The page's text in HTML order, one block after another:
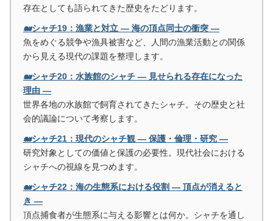
存在としても語られてきた歴史をたどります。
🐋シャチ19：漁業と対立 ― 海の頂点同士の衝突 ―
魚をめぐる競争や漁具被害など、人間の漁業活動との関係
から見える現代の課題を整理します。
🐋シャチ20：水族館のシャチ ― 見せられる存在になった
理由 ―
世界各地の水族館で飼育されてきたシャチ。その歴史と社
会的議論について考察します。
🐋シャチ21：現代のシャチ観 ― 保護・倫理・研究 ―
研究対象としての価値と保護の必要性。現代社会における
シャチへの視線を見つめます。
🐋シャチ22：海の生態系における役割 ― 頂点が消えると
き ―
頂点捕食者が生態系に与える影響とは何か。シャチを通し